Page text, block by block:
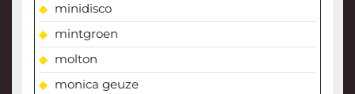
minidisco
mintgroen
molton
monica geuze